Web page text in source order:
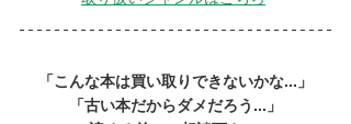
「こんな本は買い取りできないかな...」
「古い本だからダメだろう...」